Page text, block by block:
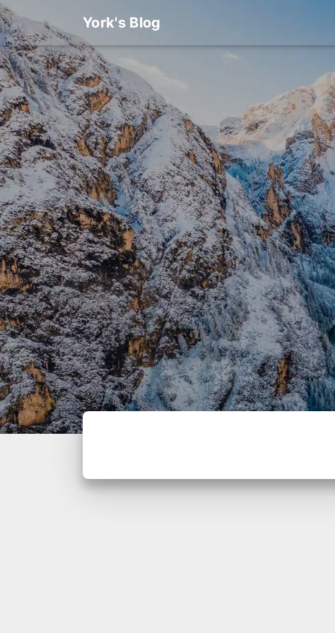
York's Blog